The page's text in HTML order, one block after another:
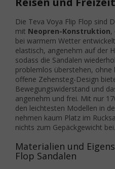
Die Teva Voya Flip Flop sind
mit Neopren-Konstruktion,
bei warmem Wetter
elastisch, angenehm auf der
sodass die Sandalen
problemlos überstehen, ohne
offene Zehensteg-Design
Bewegungswiderstand und
angenehm und frei. Mit nur
den leichtesten Modellen in
nehmen kaum Platz im
nichts zum Gepäckgewicht bei.
Materialien und
Flop Sandalen